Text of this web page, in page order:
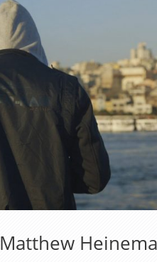
Matthew